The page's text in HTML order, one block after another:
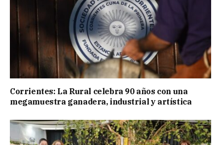
Corrientes: La Rural celebra 90 años con una
megamuestra ganadera, industrial y artística